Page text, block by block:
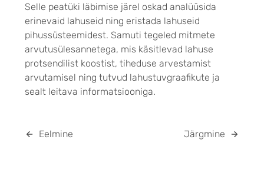
Selle peatüki läbimise järel oskad analüüsida
erinevaid lahuseid ning eristada lahuseid
pihussüsteemidest. Samuti tegeled mitmete
arvutusülesannetega, mis käsitlevad lahuse
protsendilist koostist, tiheduse arvestamist
arvutamisel ning tutvud lahustuvgraafikute ja
sealt leitava informatsiooniga.
Eelmine Järgmine